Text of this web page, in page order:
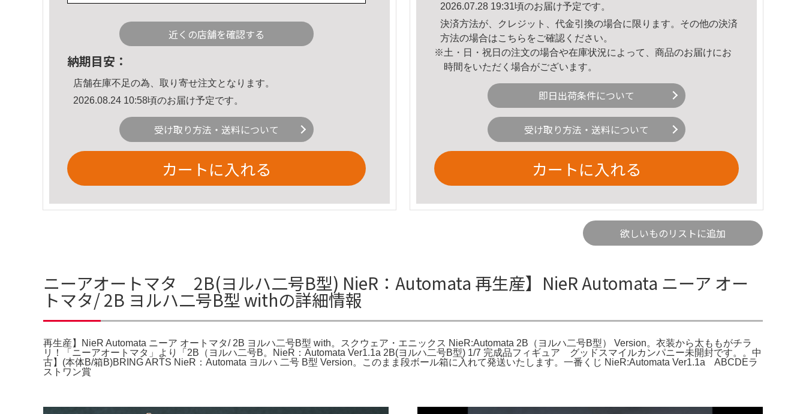
近くの店舗を確認する
納期目安：
店舗在庫不足の為、取り寄せ注文となります。
2026.08.24 10:58頃のお届け予定です。
受け取り方法・送料について
カートに入れる
2026.07.28 19:31頃のお届け予定です。
決済方法が、クレジット、代金引換の場合に限ります。その他の決済
方法の場合はこちら をご確認ください。
※土・日・祝日の注文の場合や在庫状況によって、商品のお届けにお
時間をいただく場合がございます。
即日出荷条件について
受け取り方法・送料について
カートに入れる
欲しいものリストに追加
ニーアオートマタ 2B(ヨルハ二号B型) NieR：Automata 再生産】NieR Automata ニーア オー
トマタ/ 2B ヨルハ二号B型 withの詳細情報
再生産】NieR Automata ニーア オートマタ/ 2B ヨルハ二号B型 with。スクウェア・エニックス NieR:Automata 2B（ヨルハ二号B型） Version。衣装から太ももがチラ
リ！「ニーアオートマタ」より「2B（ヨルハ二号B。NieR：Automata Ver1.1a 2B(ヨルハ二号B型) 1/7 完成品フィギュア グッドスマイルカンパニー未開封です。。中
古】(本体B/箱B)BRING ARTS NieR：Automata ヨルハ 二号 B型 Version。このまま段ボール箱に入れて発送いたします。一番くじ NieR:Automata Ver1.1a ABCDEラ
ストワン賞